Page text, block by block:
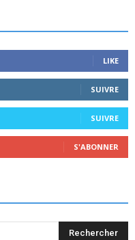
LIKE
SUIVRE
SUIVRE
S'ABONNER